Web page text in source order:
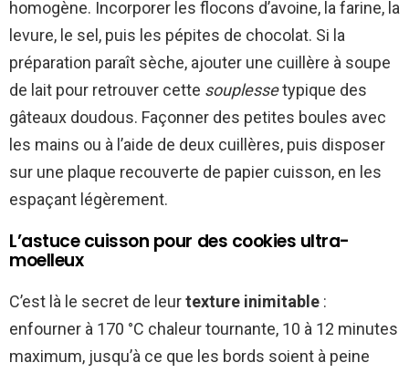
homogène. Incorporer les flocons d’avoine, la farine, la
levure, le sel, puis les pépites de chocolat. Si la
préparation paraît sèche, ajouter une cuillère à soupe
de lait pour retrouver cette souplessetypique des
gâteaux doudous. Façonner des petites boules avec
les mains ou à l’aide de deux cuillères, puis disposer
sur une plaque recouverte de papier cuisson, en les
espaçant légèrement.
L’astuce cuisson pour des cookies ultra-
moelleux
C’est là le secret de leurtexture inimitable :
enfourner à 170 °C chaleur tournante, 10 à 12 minutes
maximum, jusqu’à ce que les bords soient à peine